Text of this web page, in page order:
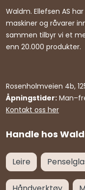
Handle hos
Waldm. Ellefsen AS
maskiner og råvarer
sammen tilbyr vi et
enn 20.000 produkter.
Rosenholmveien 4b,
Åpningstider:
Kontakt oss her
Leire